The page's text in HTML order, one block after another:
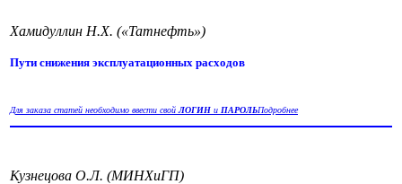
Хамидуллин Н.Х. («Татнефть»)
Пути снижения эксплуатационных расходов
Для заказа статей необходимо ввести свойЛОГИН и ПАРОЛЬПодробнее
Кузнецова О.Л. (МИНХиГП)